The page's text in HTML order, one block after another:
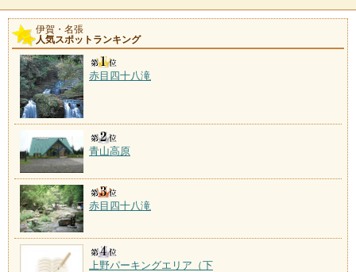
伊賀・名張
人気スポットランキング
赤目四十八滝
青山高原
赤目四十八滝
上野パーキングエリア（下